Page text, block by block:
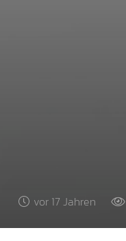
vor 17 Jahren